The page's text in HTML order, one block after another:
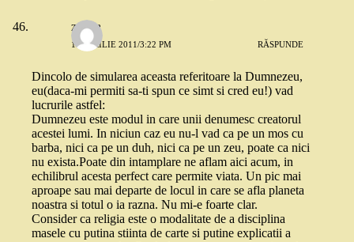
zarina
10 APRILIE 2011/3:22 PM RĂSPUNDE
Dincolo de simularea aceasta referitoare la Dumnezeu,
eu(daca-mi permiti sa-ti spun ce simt si cred eu!) vad
lucrurile astfel:
Dumnezeu este modul in care unii denumesc creatorul
acestei lumi. In niciun caz eu nu-l vad ca pe un mos cu
barba, nici ca pe un duh, nici ca pe un zeu, poate ca nici
nu exista.Poate din intamplare ne aflam aici acum, in
echilibrul acesta perfect care permite viata. Un pic mai
aproape sau mai departe de locul in care se afla planeta
noastra si totul o ia razna. Nu mi-e foarte clar.
Consider ca religia este o modalitate de a disciplina
masele cu putina stiinta de carte si putine explicatii a